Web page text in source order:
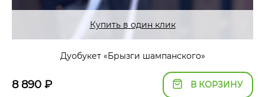
Купить в один клик
Дуобукет «Брызги шампанского»
8 890 ₽ В КОРЗИНУ